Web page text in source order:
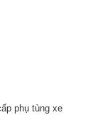
phụ tùng xe